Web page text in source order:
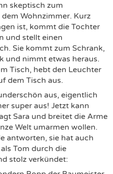
skeptisch zum
Wohnzimmer. Kurz
ist, kommt die Tochter
und stellt einen
Sie kommt zum Schrank,
und nimmt etwas heraus.
Tisch, hebt den Leuchter
dem Tisch aus.
aus, eigentlich
super aus! Jetzt kann
Sara und breitet die Arme
Welt umarmen wollen.
antworten, sie hat auch
Tom durch die
stolz verkündet: